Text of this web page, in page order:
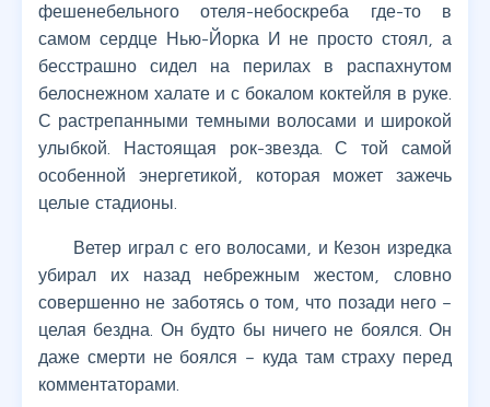
фешенебельного отеля-небоскреба где-то в
самом сердце Нью-Йорка И не просто стоял, а
бесстрашно сидел на перилах в распахнутом
белоснежном халате и с бокалом коктейля в руке.
С растрепанными темными волосами и широкой
улыбкой. Настоящая рок-звезда. С той самой
особенной энергетикой, которая может зажечь
целые стадионы.
Ветер играл с его волосами, и Кезон изредка
убирал их назад небрежным жестом, словно
совершенно не заботясь о том, что позади него –
целая бездна. Он будто бы ничего не боялся. Он
даже смерти не боялся – куда там страху перед
комментаторами.